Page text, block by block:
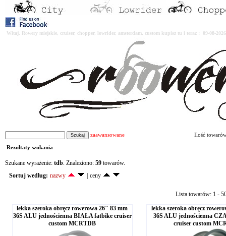
Witaj. Rowery miejskie, cruiser, chopper, lowrider, amsterdam, custom kupisz tu i teraz : 09-08-
zaawansowane Ilość
Rezultaty szukania
Szukane wyrażenie: tdb. Znaleziono: 59 towarów.
Sortuj według: nazwy ceny
Lista towarów: 1 -
lekka szeroka obręcz rowerowa 26" 83 mm
36S ALU jednościenna BIAŁA fatbike cruiser
custom MCRTDB
lekka szeroka obręcz
36S ALU jednościenna
cruiser custom